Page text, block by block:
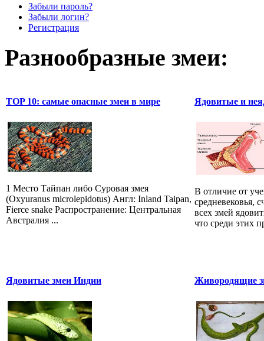
Забыли пароль?
Забыли логин?
Регистрация
Разнообразные змеи:
TOP 10: самые опасные змеи в мире
1 Место Тайпан либо Суровая змея
(Oxyuranus microlepidotus) Англ: Inland Taipan,
Fierce snake Распространение: Центральная
Австралия ...
Ядовитые и
В отличие от
средневековья,
всех змей
что среди этих
Ядовитые змеи Индии Живородящие